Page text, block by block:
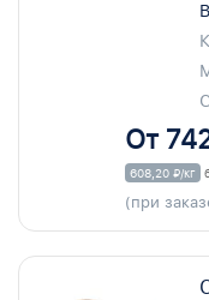
От
608,20 ₽/кг
(при